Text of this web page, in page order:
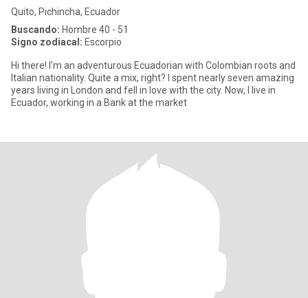
Quito, Pichincha, Ecuador
Buscando: Hombre 40 - 51
Signo zodiacal: Escorpio
Hi there! I'm an adventurous Ecuadorian with Colombian roots and
Italian nationality. Quite a mix, right? I spent nearly seven amazing
years living in London and fell in love with the city. Now, I live in
Ecuador, working in a Bank at the market